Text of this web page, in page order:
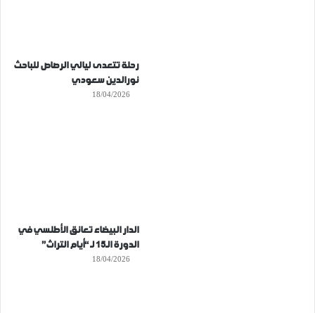
رحلة تتعدى ليالي الرصاص للباحث
نورالدين سعودي
18/04/2026
الدار البيضاء تعانق الأطلسي في
الدورة الـ15 لـ “أيام التراث”
18/04/2026